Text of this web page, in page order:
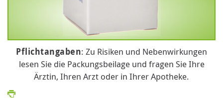
Pflichtangaben: Zu Risiken und Nebenwirkungen
lesen Sie die Packungsbeilage und fragen Sie Ihre
Ärztin, Ihren Arzt oder in Ihrer Apotheke.